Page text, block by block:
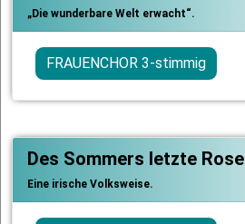
„Die wunderbare Welt erwacht“.
FRAUENCHOR 3-stimmig
Des Sommers letzte Rose
Eine irische Volksweise.